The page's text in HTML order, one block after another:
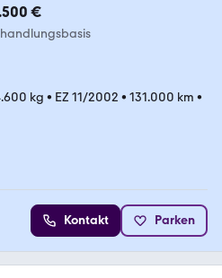
€
kg • EZ 11/2002 • 131.000 km •
Kontakt Parken